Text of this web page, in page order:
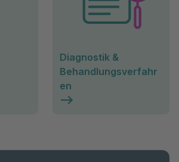
Diagnostik &
Behandlungsverfahr
en